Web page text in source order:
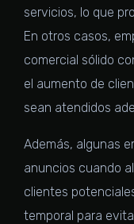
servicios, lo que
En otros casos,
comercial sólido
el aumento de
sean atendidos
Además, algunas
anuncios cuando
clientes
temporal para